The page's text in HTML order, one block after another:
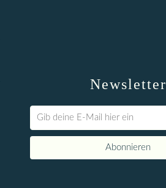
Newsletter